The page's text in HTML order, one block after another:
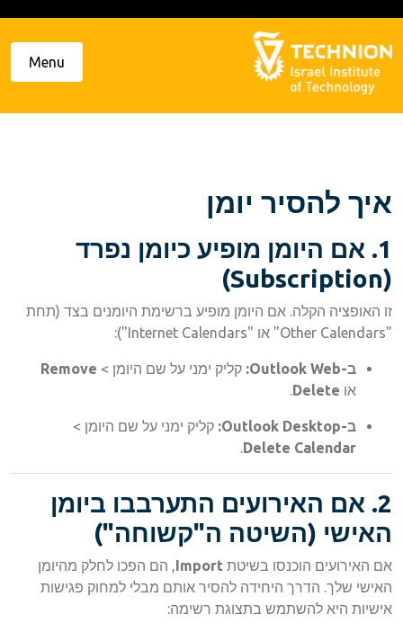
content
Menu
איך להסיר יומן
1. אם היומן מופיע כיומן נפרד
(Subscription)
זו האופציה הקלה. אם היומן מופיע ברשימת היומנים בצד (תחת
"Other Calendars" או "Internet Calendars"):
ב-Outlook Web: קליק ימני על שם היומן > Remove
או Delete
.
ב-Outlook Desktop:
קליק ימני על שם היומן >
Delete Calendar
.
2. אם האירועים התערבבו ביומן
האישי (השיטה ה"קשוחה")
אם האירועים הוכנסו בשיטת Import, הם הפכו לחלק מהיומן
האישי שלך. הדרך היחידה להסיר אותם מבלי למחוק פגישות
אישיות היא להשתמש בתצוגת רשימה: